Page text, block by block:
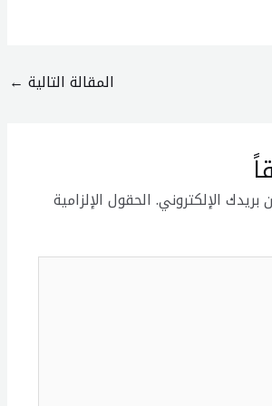
المقالة التالية ←
بريدك الإلكتروني. الحقول الإلزامية